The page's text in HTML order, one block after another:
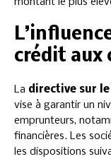
crédit aux
La directive sur
vise à garantir un
emprunteurs,
financières. Les
les dispositions